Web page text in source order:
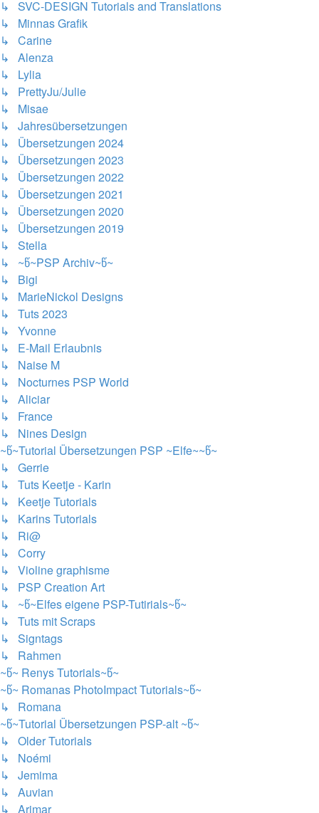
↳ SVC-DESIGN Tutorials and Translations
↳ Minnas Grafik
↳ Carine
↳ Alenza
↳ Lylia
↳ PrettyJu/Julie
↳ Misae
↳ Jahresübersetzungen
↳ Übersetzungen 2024
↳ Übersetzungen 2023
↳ Übersetzungen 2022
↳ Übersetzungen 2021
↳ Übersetzungen 2020
↳ Übersetzungen 2019
↳ Stella
↳ ~წ~PSP Archiv~წ~
↳ Bigi
↳ MarieNickol Designs
↳ Tuts 2023
↳ Yvonne
↳ E-Mail Erlaubnis
↳ Naise M
↳ Nocturnes PSP World
↳ Aliciar
↳ France
↳ Nines Design
~წ~Tutorial Übersetzungen PSP ~Elfe~~წ~
↳ Gerrie
↳ Tuts Keetje - Karin
↳ Keetje Tutorials
↳ Karins Tutorials
↳ Ri@
↳ Corry
↳ Violine graphisme
↳ PSP Creation Art
↳ ~წ~Elfes eigene PSP-Tutirials~წ~
↳ Tuts mit Scraps
↳ Signtags
↳ Rahmen
~წ~ Renys Tutorials~წ~
~წ~ Romanas PhotoImpact Tutorials~წ~
↳ Romana
~წ~Tutorial Übersetzungen PSP-alt ~წ~
↳ Older Tutorials
↳ Noémi
↳ Jemima
↳ Auvian
↳ Arimar